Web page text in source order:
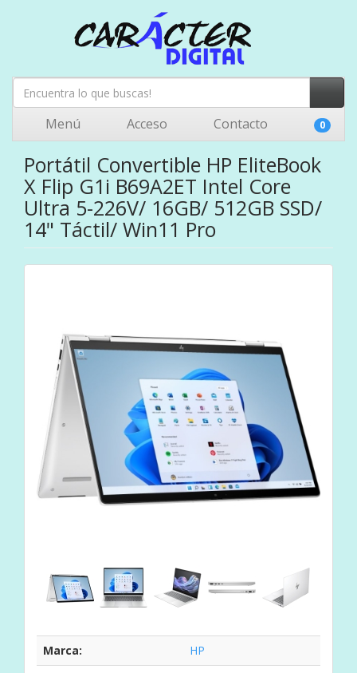
Menú Acceso Contacto 0
Portátil Convertible HP EliteBook
X Flip G1i B69A2ET Intel Core
Ultra 5-226V/ 16GB/ 512GB SSD/
14" Táctil/ Win11 Pro
Marca:
HP